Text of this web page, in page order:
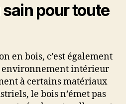
pour toute
en bois, c’est également
intérieur
à certains matériaux
le bois n’émet pas